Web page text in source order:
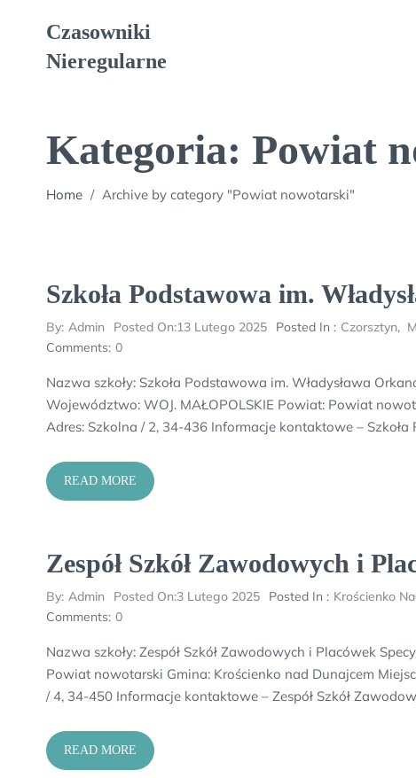
Czasowniki
Nieregularne
Kategoria: Powiat
Home / Archive by category "Powiat nowotarski"
Szkoła Podstawowa im.
By: Admin Posted On:13 Lutego 2025 Posted In : Czorsztyn,
Comments: 0
Nazwa szkoły: Szkoła Podstawowa im. Władysława
Województwo: WOJ. MAŁOPOLSKIE Powiat: Powiat
Adres: Szkolna / 2, 34-436 Informacje kontaktowe –
READ MORE
Zespół Szkół Zawodowych i
By: Admin Posted On:3 Lutego 2025 Posted In : Krościenko
Comments: 0
Nazwa szkoły: Zespół Szkół Zawodowych i Placówek
Powiat nowotarski Gmina: Krościenko nad Dunajcem
/ 4, 34-450 Informacje kontaktowe – Zespół Szkół
READ MORE